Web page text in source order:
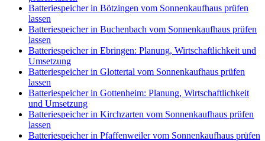
Batteriespeicher in Bötzingen vom Sonnenkaufhaus prüfen
lassen
Batteriespeicher in Buchenbach vom Sonnenkaufhaus prüfen
lassen
Batteriespeicher in Ebringen: Planung, Wirtschaftlichkeit und
Umsetzung
Batteriespeicher in Glottertal vom Sonnenkaufhaus prüfen
lassen
Batteriespeicher in Gottenheim: Planung, Wirtschaftlichkeit
und Umsetzung
Batteriespeicher in Kirchzarten vom Sonnenkaufhaus prüfen
lassen
Batteriespeicher in Pfaffenweiler vom Sonnenkaufhaus prüfen